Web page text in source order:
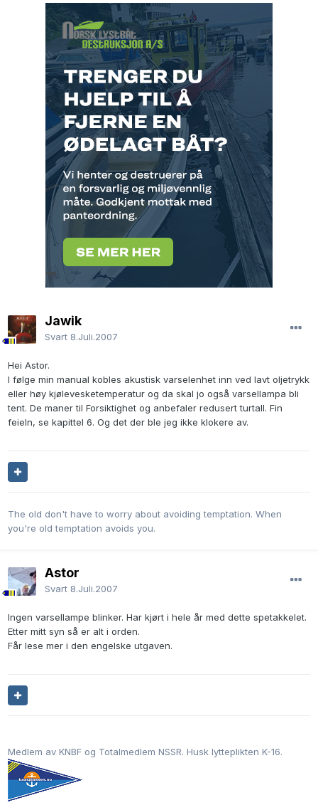
Jawik
Svart 8.Juli.2007
Hei Astor.
I følge min manual kobles akustisk varselenhet inn ved lavt oljetrykk
eller høy kjølevesketemperatur og da skal jo også varsellampa bli
tent. De maner til Forsiktighet og anbefaler redusert turtall. Fin
feieln, se kapittel 6. Og det der ble jeg ikke klokere av.
The old don't have to worry about avoiding temptation. When
you're old temptation avoids you.
Astor
Svart 8.Juli.2007
Ingen varsellampe blinker. Har kjørt i hele år med dette spetakkelet.
Etter mitt syn så er alt i orden.
Får lese mer i den engelske utgaven.
Medlem av KNBF og Totalmedlem NSSR. Husk lytteplikten K-16.